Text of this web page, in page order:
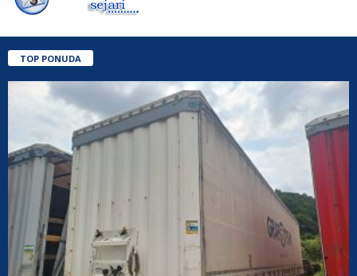
TOP PONUDA